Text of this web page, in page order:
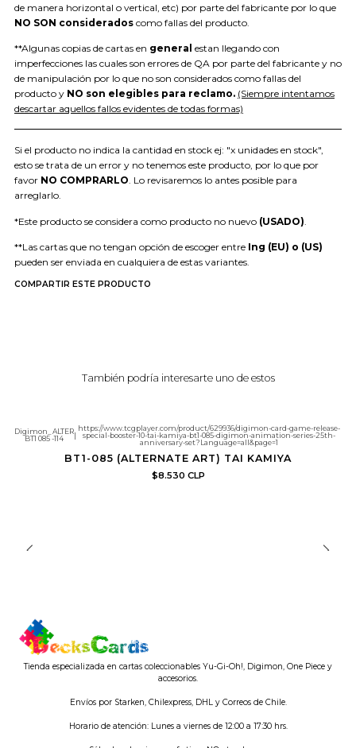
de manera horizontal o vertical, etc) por parte del fabricante por lo que
NO SON considerados como fallas del producto.
**Algunas copias de cartas en general estan llegando con
imperfecciones las cuales son errores de QA por parte del fabricante y no
de manipulación por lo que no son considerados como fallas del
producto y NO son elegibles para reclamo. (Siempre intentamos
descartar aquellos fallos evidentes de todas formas)
Si el producto no indica la cantidad en stock ej: "x unidades en stock",
esto se trata de un error y no tenemos este producto, por lo que por
favor NO COMPRARLO. Lo revisaremos lo antes posible para
arreglarlo.
*Este producto se considera como producto no nuevo (USADO)
**Las cartas que no tengan opción de escoger entre Ing (EU) o (US)
pueden ser enviada en cualquiera de estas variantes.
COMPARTIR ESTE PRODUCTO
También podría interesarte uno de estos
Digimon_ALTER
BT1 085 -114
|
https://www.tcgplayer.com/product/629936/digimon-card-game-release-
special-booster-10-tai-kamiya-bt1-085-digimon-animation-series-25th-
anniversary-set?Language=all&page=1
BT1-085 (ALTERNATE ART) TAI KAMIYA
$8.530 CLP
Tienda especializada en cartas coleccionables Yu-Gi-Oh!, Digimon, One Piece y
accesorios.
Envíos por Starken, Chilexpress, DHL y Correos de Chile.
Horario de atención: Lunes a viernes de 12:00 a 17:30 hrs.